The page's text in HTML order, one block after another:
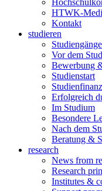
HTWK-
Kontakt
studieren
Studiengänge
Vor dem
Bewerbung
Studienstart
Erfolgreich
Im Studium
Besondere
Nach dem
Beratung &
research
News from
Research
Institutes &